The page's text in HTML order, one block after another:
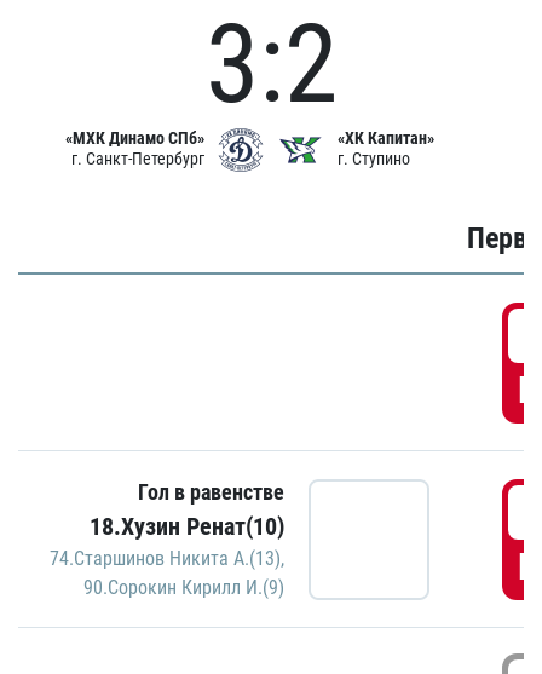
«МХК Динамо СПб»
г. Санкт-Петербург
3:2
«ХК Капитан»
г. Ступино
Гол в равенстве
18.Хузин Ренат(10)
74.Старшинов Никита А.(13),
90.Сорокин Кирилл И.(9)